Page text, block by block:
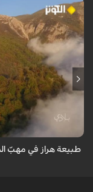
من قلب طبيعة هراز التي
المعد من كارثة بيئية:
طبيعة هراز في مهبّ